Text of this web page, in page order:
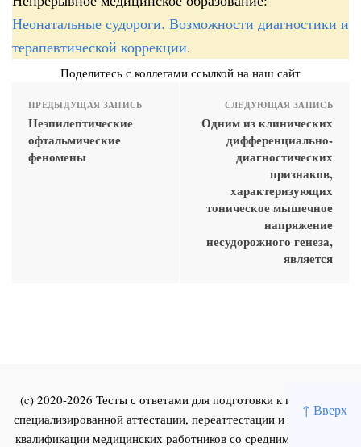
↑ Вверх
Неонатальные судороги. Возможности диагностики и
терапевтической коррекции.
Поделитесь с коллегами ссылкой на наш сайт
ПРЕДЫДУЩАЯ ЗАПИСЬ
Неэпилептические
офтальмические
феномены
СЛЕДУЮЩАЯ ЗАПИСЬ
Одним из клинических
дифференциально-
диагностических
признаков,
характеризующих
тоническое мышечное
напряжение
несудорожного генеза,
является
(c) 2020-2026 Тесты с ответами для подготовки к первичной
специализированной аттестации, переаттестации и повышения
квалификации медицинских работников со средним и высшим